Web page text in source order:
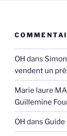
OH dans
vendent un
Marie laure
Guillemine
OH dans